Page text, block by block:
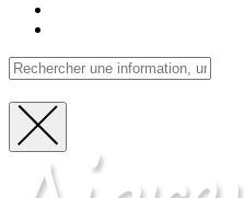
Fermer
recherche